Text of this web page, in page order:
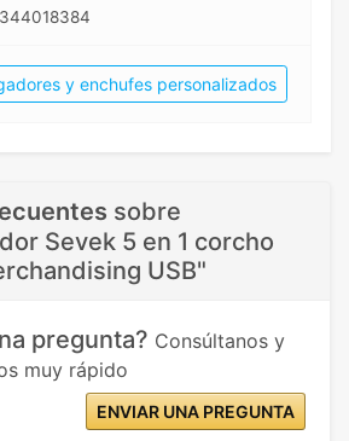
y enchufes personalizados
sobre
Sevek 5 en 1 corcho
USB"
pregunta? Consúltanos y
muy rápido
ENVIAR UNA PREGUNTA